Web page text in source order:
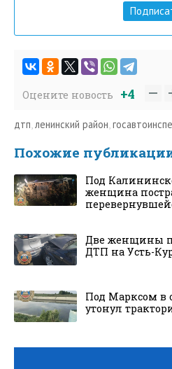
Оцените новость +4
дтп,ленинский район,
Похожие
Под
женщина
Две женщины
ДТП на Усть-
Под Марксом в
утонул